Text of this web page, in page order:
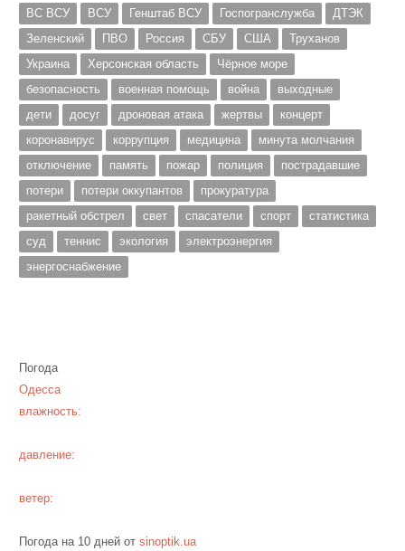
ВС ВСУ ВСУ Генштаб ВСУ Госпогранслужба
ДТЭК
Зеленский
ПВО Россия СБУ США
Труханов
Украина
Херсонская область
Чёрное море
безопасность
военная помощь война
выходные
дети
досуг дроновая атака жертвы
концерт
коронавирус
коррупция медицина
минута молчания
отключение
память пожар полиция
пострадавшие
потери
потери оккупантов
прокуратура
ракетный обстрел
свет спасатели спорт
статистика
суд
теннис экология
электроэнергия
энергоснабжение
Погода
Одесса
влажность:
давление:
ветер:
Погода на 10 дней от sinoptik.ua